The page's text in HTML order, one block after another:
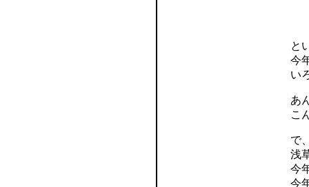
と
今
い
あ
こ
で
浅
今
今